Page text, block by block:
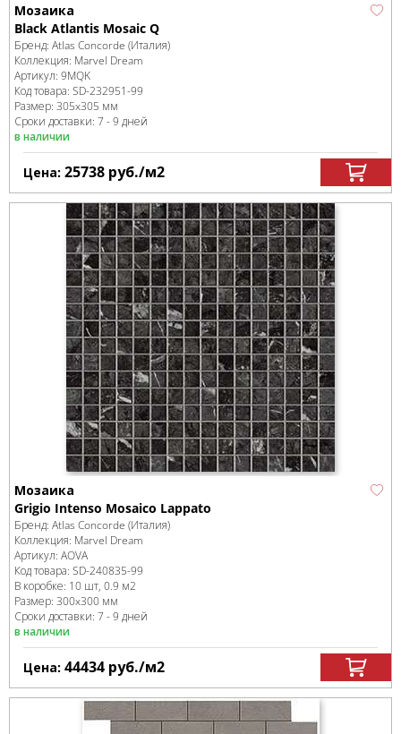
Мозаика
Black Atlantis Mosaic Q
Бренд: Atlas Concorde (Италия)
Коллекция: Marvel Dream
Артикул: 9MQK
Код товара: SD-232951-99
Размер: 305x305 мм
Сроки доставки: 7 - 9 дней
в наличии
Цена: 25738 руб./м2
Мозаика
Grigio Intenso Mosaico Lappato
Бренд: Atlas Concorde (Италия)
Коллекция: Marvel Dream
Артикул: AOVA
Код товара: SD-240835-99
В коробке: 10 шт, 0.9 м2
Размер: 300x300 мм
Сроки доставки: 7 - 9 дней
в наличии
Цена: 44434 руб./м2